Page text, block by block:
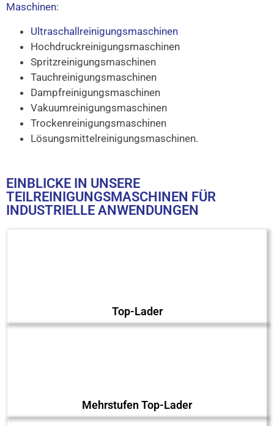
Maschinen:
Ultraschallreinigungsmaschinen
Hochdruckreinigungsmaschinen
Spritzreinigungsmaschinen
Tauchreinigungsmaschinen
Dampfreinigungsmaschinen
Vakuumreinigungsmaschinen
Trockenreinigungsmaschinen
Lösungsmittelreinigungsmaschinen.
EINBLICKE IN UNSERE
TEILREINIGUNGSMASCHINEN FÜR
INDUSTRIELLE ANWENDUNGEN
Top-Lader
Mehrstufen Top-Lader